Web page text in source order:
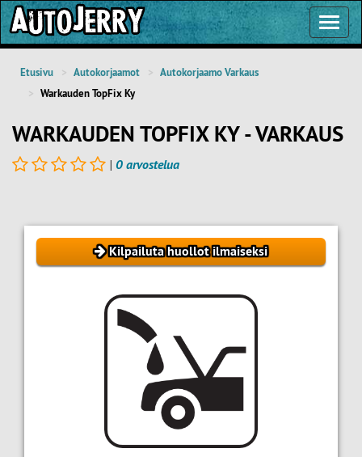
Etusivu Autokorjaamot
Autokorjaamo Varkaus
Warkauden TopFix Ky
WARKAUDEN TOPFIX KY - VARKAUS
| 0 arvostelua
Kilpailuta huollot ilmaiseksi